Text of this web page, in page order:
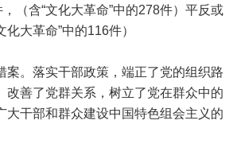
（含“文化大革命”中的278件）平反或
大革命”中的116件）
案。落实干部政策，端正了党的组织路
改善了党群关系，树立了党在群众中的
大干部和群众建设中国特色组会主义的